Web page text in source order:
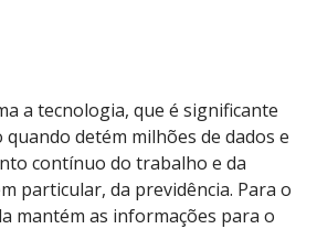
a tecnologia, que é significante
detém milhões de dados e
contínuo do trabalho e da
particular, da previdência. Para o
mantém as informações para o